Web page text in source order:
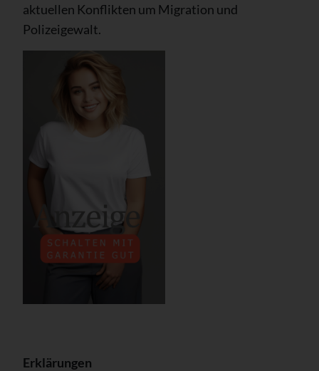
aktuellen Konflikten um Migration und
Polizeigewalt.
Erklärungen